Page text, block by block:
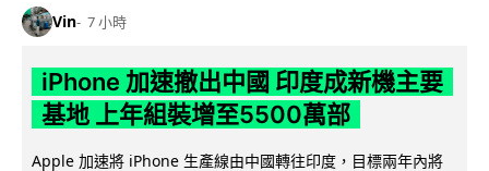
Vin 7 小時
iPhone 加速撤出中國 印度成新機主要
基地 上年組裝增至5500萬部
Apple 加速將 iPhone 生產線由中國轉往印度，目標兩年內將